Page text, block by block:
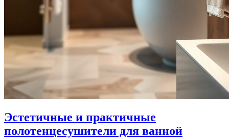
Эстетичные и практичные
полотенцесушители для ванной